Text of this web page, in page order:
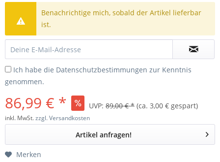
Benachrichtige mich, sobald der Artikel lieferbar
ist.
Ich habe die Datenschutzbestimmungen zur Kenntnis
genommen.
86,99 € * UVP: 89,00 € * (ca. 3,00 € gespart)
inkl. MwSt.zzgl. Versandkosten
Artikel anfragen!
Merken